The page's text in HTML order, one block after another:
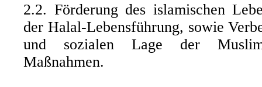
2.2. Förderung des islamischen
der Halal-Lebensführung, sowie
und sozialen Lage der
Maßnahmen.